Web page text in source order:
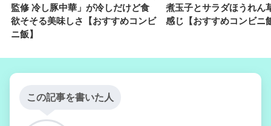
監修 冷し豚中華」が冷しだけど食
欲そそる美味しさ【おすすめコンビ
ニ飯】
煮玉子とサラダほうれん
感じ【おすすめコンビニ
この記事を書いた人